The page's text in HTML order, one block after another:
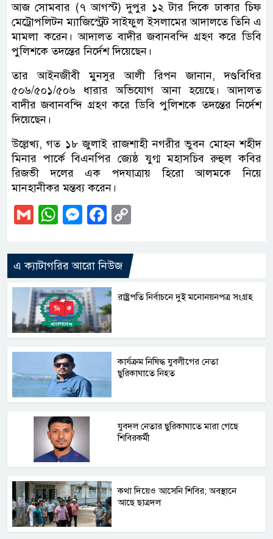
আজ সোমবার (৭ আগস্ট) দুপুর ১২ টার দিকে ঢাকার চিফ
মেট্রোপলিটন ম্যাজিস্ট্রেট সাইফুল ইসলামের আদালতে তিনি এ
মামলা করেন। আদালত বাদীর জবানবন্দি গ্রহণ করে ডিবি
পুলিশকে তদন্তের নির্দেশ দিয়েছেন।
তার আইনজীবী মুনসুর আলী রিপন জানান, দণ্ডবিধির
৫০৬/৫০১/৫০৬ ধারার অভিযোগ আনা হয়েছে। আদালত
বাদীর জবানবন্দি গ্রহণ করে ডিবি পুলিশকে তদন্তের নির্দেশ
দিয়েছেন।
উল্লেখ্য, গত ১৮ জুলাই রাজশাহী নগরীর ভুবন মোহন শহীদ
মিনার পার্কে বিএনপির জ্যেষ্ঠ যুগ্ম মহাসচিব রুহুল কবির
রিজভী দলের এক পদযাত্রায় হিরো আলমকে নিয়ে
মানহানীকর মন্তব্য করেন।
GmailWhatsApp
Messenger
Facebook
এ ক্যাটাগরির আরো নিউজ
রাষ্ট্রপতি নির্বাচনে দুই মনোনয়নপত্র সংগ্রহ
কার্যক্রম নিষিদ্ধ যুবলীগের নেতা
ছুরিকাঘাতে নিহত
যুবদল নেতার ছুরিকাঘাতে মারা গেছে
শিবিরকর্মী
কথা দিয়েও আসেনি শিবির; অবস্থানে
আছে ছাত্রদল